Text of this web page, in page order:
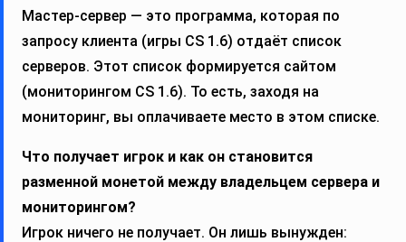
Мастер‑сервер — это программа, которая по
запросу клиента (игры CS 1.6) отдаёт список
серверов. Этот список формируется сайтом
(мониторингом CS 1.6). То есть, заходя на
мониторинг, вы оплачиваете место в этом списке.
Что получает игрок и как он становится
разменной монетой между владельцем сервера и
мониторингом?
Игрок ничего не получает. Он лишь вынужден: